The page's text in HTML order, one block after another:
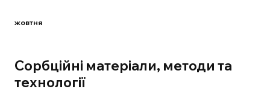
жовтня
Сорбційні матеріали, методи та
технології